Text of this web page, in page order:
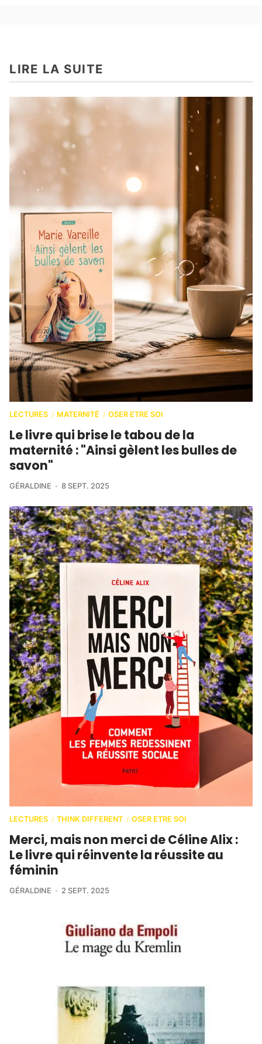
LIRE LA SUITE
LECTURES / MATERNITÉ / OSER ETRE SOI
Le livre qui brise le tabou de la
maternité : "Ainsi gèlent les bulles de
savon"
GÉRALDINE 8 SEPT. 2025
LECTURES / THINK DIFFERENT / OSER ETRE SOI
Merci, mais non merci de Céline Alix :
Le livre qui réinvente la réussite au
féminin
GÉRALDINE 2 SEPT. 2025